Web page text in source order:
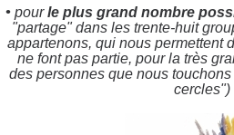
• pourle plus grand nombre
"partage" dans les trente-huit
appartenons, qui nous permettent
ne font pas partie, pour la très
des personnes que nous
cercles")